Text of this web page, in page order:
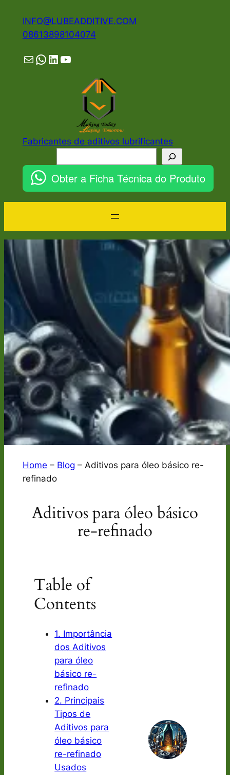
INFO@LUBEADDITIVE.COM
08613898104074
MailWhatsApp
LinkedIn
YouTube
Fabricantes de aditivos lubrificantes
Obter a Ficha Técnica do Produto
Home – Blog – Aditivos para óleo básico re-
refinado
Aditivos para óleo básico
re-refinado
Table of
Contents
1. Importância
dos Aditivos
para óleo
básico re-
refinado
2. Principais
Tipos de
Aditivos para
óleo básico
re-refinado
Usados